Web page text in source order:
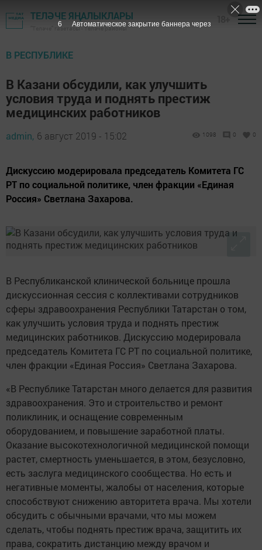
ТЕЛӘЧЕ ЯҢАЛЫКЛАРЫ
"Теләче" газетасы - Теләче районы
В РЕСПУБЛИКЕ
В Казани обсудили, как улучшить
условия труда и поднять престиж
медицинских работников
admin, 6 август 2019 - 15:02 1098 0 0
Дискуссию модерировала председатель Комитета ГС
РТ по социальной политике, член фракции «Единая
Россия» Светлана Захарова.
В Республиканской клинической больнице прошла
дискуссионная сессия с коллективами сотрудников
сферы здравоохранения Республики Татарстан о том,
как улучшить условия труда и поднять престиж
медицинских работников. Дискуссию модерировала
председатель Комитета ГС РТ по социальной политике,
член фракции «Единая Россия» Светлана Захарова.
«В Республике Татарстан много делается для развития
здравоохранения. Это и строительство и ремонт
поликлиник, и оснащение современным
оборудованием, и повышение заработной платы.
Оказание высокотехнологичной медицинской помощи
растет, смертность уменьшается, в этом, безусловно,
есть заслуга медицинского сообщества. Но есть и
негативные моменты, жалобы от населения, которые
способствуют снижению авторитета врача. Мы хотели
обсудить с обычными врачами, что мы можем
сделать, чтобы поднять престиж врача, защитить их
права, сократить дистанцию между врачом и
5 Автоматическое закрытие баннера через